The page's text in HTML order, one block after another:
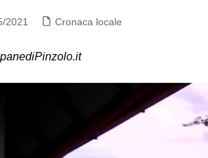
2021 Cronaca locale